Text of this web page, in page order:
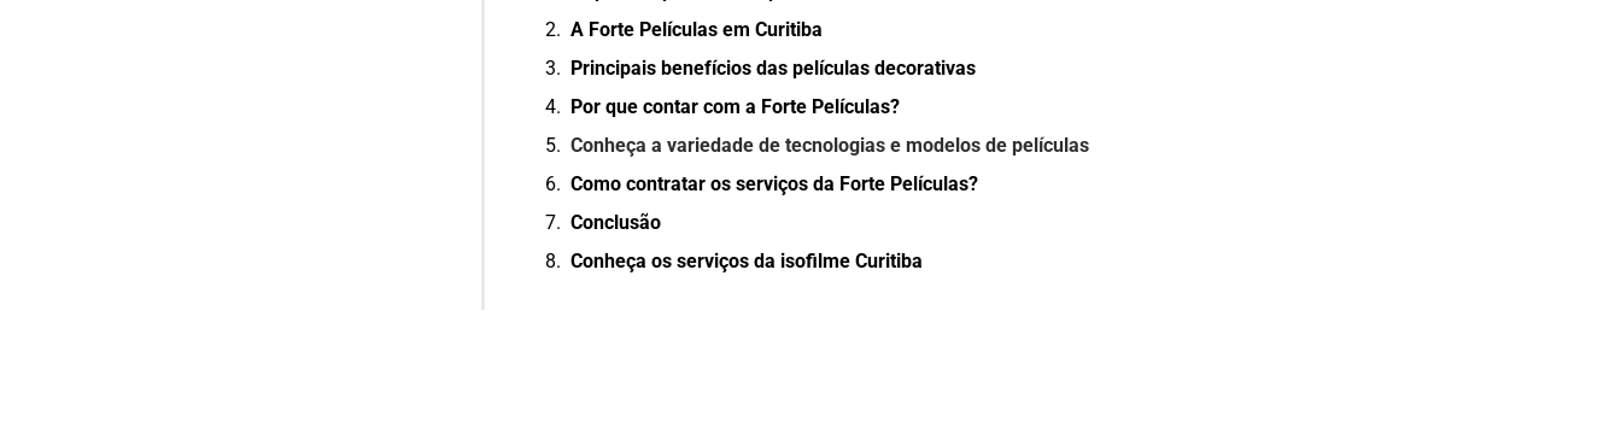
A Forte Películas em Curitiba
Principais benefícios das películas decorativas
Por que contar com a Forte Películas?
Conheça a variedade de tecnologias e modelos de películas
Como contratar os serviços da Forte Películas?
Conclusão
Conheça os serviços da isofilme Curitiba